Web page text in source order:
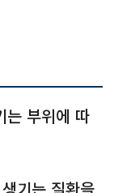
는 부위에 따